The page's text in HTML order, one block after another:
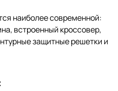
наиболее современной:
встроенный кроссовер,
защитные решетки и